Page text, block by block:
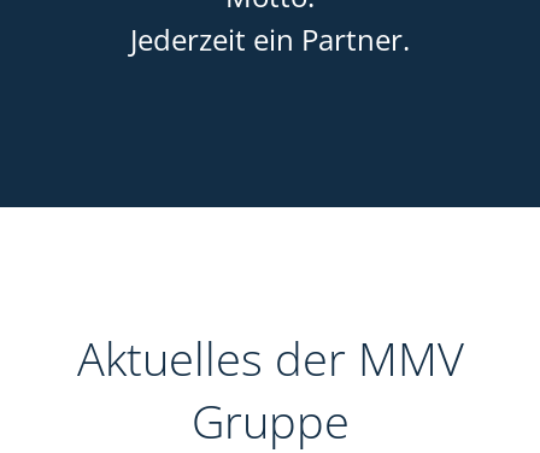
Jederzeit ein Partner.
Aktuelles der MMV
Gruppe